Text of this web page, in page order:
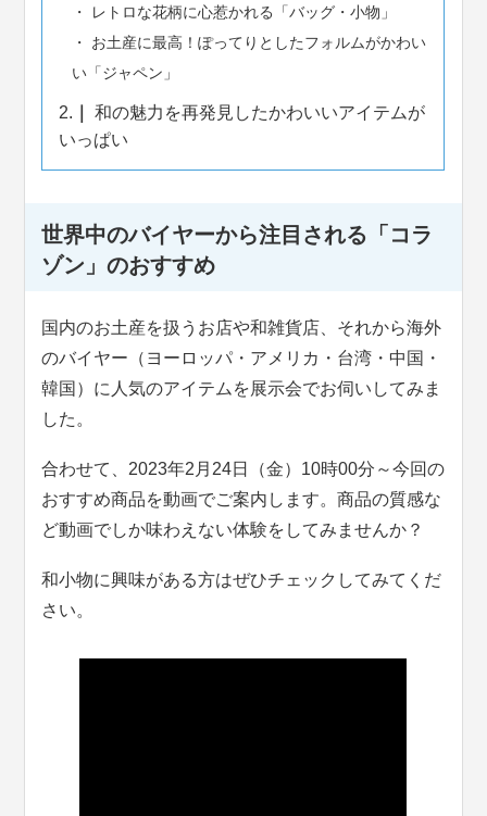
レトロな花柄に心惹かれる「バッグ・小物」
お土産に最高！ぽってりとしたフォルムがかわい
い「ジャペン」
2.
和の魅力を再発見したかわいいアイテムが
いっぱい
世界中のバイヤーから注目される「コラ
ゾン」のおすすめ
国内のお土産を扱うお店や和雑貨店、それから海外
のバイヤー（ヨーロッパ・アメリカ・台湾・中国・
韓国）に人気のアイテムを展示会でお伺いしてみま
した。
合わせて、2023年2月24日（金）10時00分～今回の
おすすめ商品を動画でご案内します。商品の質感な
ど動画でしか味わえない体験をしてみませんか？
和小物に興味がある方はぜひチェックしてみてくだ
さい。